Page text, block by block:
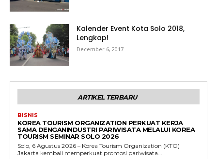
Kalender Event Kota Solo 2018,
Lengkap!
December 6, 2017
ARTIKEL TERBARU
BISNIS
KOREA TOURISM ORGANIZATION PERKUAT KERJA
SAMA DENGANINDUSTRI PARIWISATA MELALUI KOREA
TOURISM SEMINAR SOLO 2026
Solo, 6 Agustus 2026 – Korea Tourism Organization (KTO)
Jakarta kembali memperkuat promosi pariwisata...